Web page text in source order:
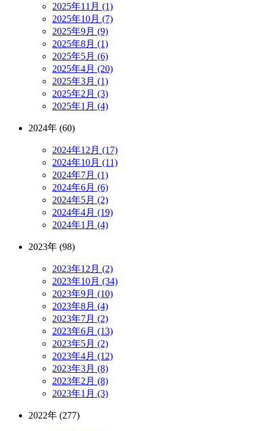
2025年11月 (1)
2025年10月 (7)
2025年9月 (9)
2025年8月 (1)
2025年5月 (6)
2025年4月 (20)
2025年3月 (1)
2025年2月 (3)
2025年1月 (4)
2024年 (60)
2024年12月 (17)
2024年10月 (11)
2024年7月 (1)
2024年6月 (6)
2024年5月 (2)
2024年4月 (19)
2024年1月 (4)
2023年 (98)
2023年12月 (2)
2023年10月 (34)
2023年9月 (10)
2023年8月 (4)
2023年7月 (2)
2023年6月 (13)
2023年5月 (2)
2023年4月 (12)
2023年3月 (8)
2023年2月 (8)
2023年1月 (3)
2022年 (277)